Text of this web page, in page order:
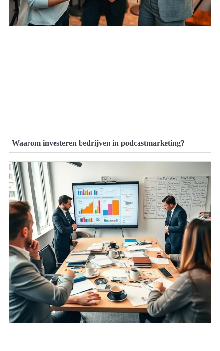
Waarom investeren bedrijven in podcastmarketing?